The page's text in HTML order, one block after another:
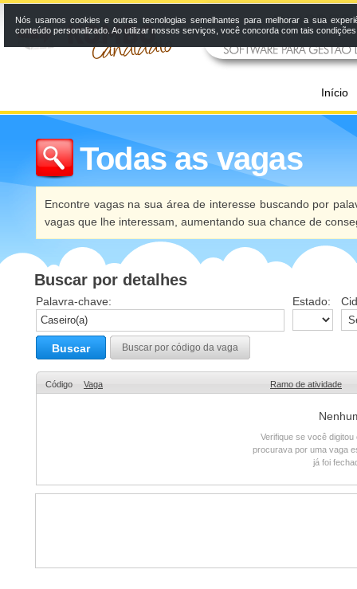
Início
Todas as vagas
Encontre vagas na sua área de interesse buscando por
vagas que lhe interessam, aumentando sua chance de
Buscar por detalhes
Palavra-chave: Estado:
Buscar Buscar por código da vaga
Código Vaga Ramo de atividade
Verifique se você
procurava por uma vaga
já foi
Nós usamos cookies e outras tecnologias semelhantes para melhorar a sua
conteúdo personalizado. Ao utilizar nossos serviços, você concorda com tais